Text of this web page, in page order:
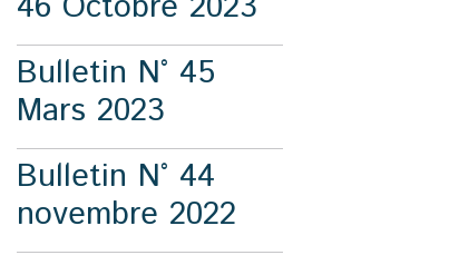
Bulletin N° 45
Mars 2023
Bulletin N° 44
novembre 2022